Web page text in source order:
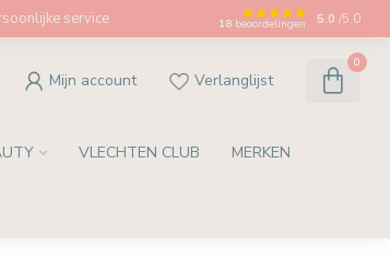
service 18 beoordelingen 5.0 /5.0
Mijn account Verlanglijst
0
VLECHTEN CLUB MERKEN